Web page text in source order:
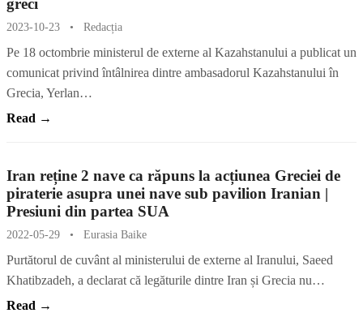
greci
2023-10-23 • Redacția
Pe 18 octombrie ministerul de externe al Kazahstanului a publicat un
comunicat privind întâlnirea dintre ambasadorul Kazahstanului în
Grecia, Yerlan…
Read →
Iran reține 2 nave ca răpuns la acțiunea Greciei de
piraterie asupra unei nave sub pavilion Iranian |
Presiuni din partea SUA
2022-05-29 • Eurasia Baike
Purtătorul de cuvânt al ministerului de externe al Iranului, Saeed
Khatibzadeh, a declarat că legăturile dintre Iran și Grecia nu…
Read →